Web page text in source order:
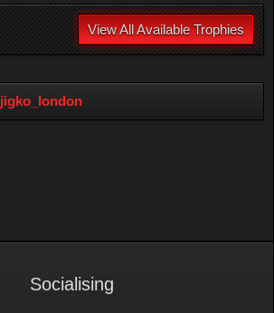
View All Available Trophies
jigko_london
Socialising